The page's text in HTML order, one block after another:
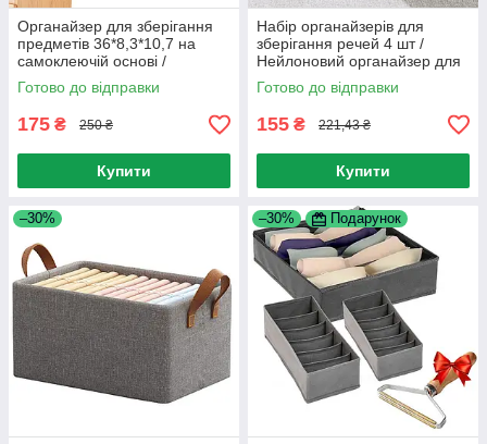
Органайзер для зберігання
предметів 36*8,3*10,7 на
самоклеючій основі /
Настінний універсальний
ящик для білизни
Готово до відправки
175 ₴ 250 ₴
Купити
Набір органайзерів для
зберігання речей 4 шт /
Нейлоновий органайзер для
нижньої білизни та шкарпеток
Готово до відправки
155 ₴ 221,43 ₴
Купити
–30% –30% Подарунок